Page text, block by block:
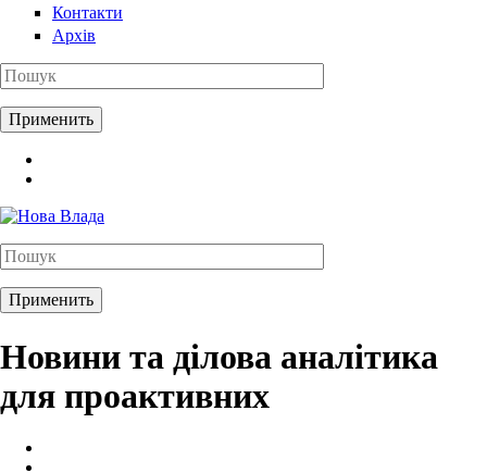
Контакти
Архів
Новини та ділова аналітика
для проактивних